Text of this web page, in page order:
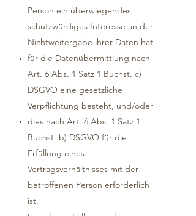
Person ein überwiegendes
schutzwürdiges Interesse an der
Nichtweitergabe ihrer Daten hat,
für die Datenübermittlung nach
Art. 6 Abs. 1 Satz 1 Buchst. c)
DSGVO eine gesetzliche
Verpflichtung besteht, und/oder
dies nach Art. 6 Abs. 1 Satz 1
Buchst. b) DSGVO für die
Erfüllung eines
Vertragsverhältnisses mit der
betroffenen Person erforderlich
ist.